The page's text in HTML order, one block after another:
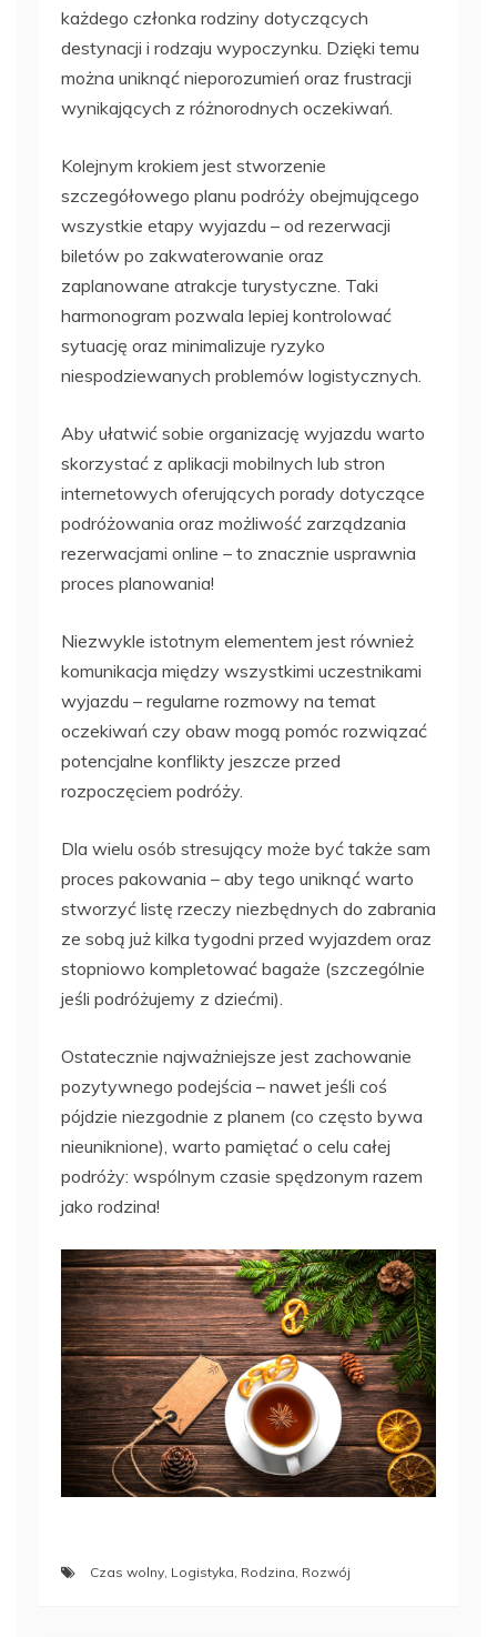
każdego członka rodziny dotyczących
destynacji i rodzaju wypoczynku. Dzięki temu
można uniknąć nieporozumień oraz frustracji
wynikających z różnorodnych oczekiwań.
Kolejnym krokiem jest stworzenie
szczegółowego planu podróży obejmującego
wszystkie etapy wyjazdu – od rezerwacji
biletów po zakwaterowanie oraz
zaplanowane atrakcje turystyczne. Taki
harmonogram pozwala lepiej kontrolować
sytuację oraz minimalizuje ryzyko
niespodziewanych problemów logistycznych.
Aby ułatwić sobie organizację wyjazdu warto
skorzystać z aplikacji mobilnych lub stron
internetowych oferujących porady dotyczące
podróżowania oraz możliwość zarządzania
rezerwacjami online – to znacznie usprawnia
proces planowania!
Niezwykle istotnym elementem jest również
komunikacja między wszystkimi uczestnikami
wyjazdu – regularne rozmowy na temat
oczekiwań czy obaw mogą pomóc rozwiązać
potencjalne konflikty jeszcze przed
rozpoczęciem podróży.
Dla wielu osób stresujący może być także sam
proces pakowania – aby tego uniknąć warto
stworzyć listę rzeczy niezbędnych do zabrania
ze sobą już kilka tygodni przed wyjazdem oraz
stopniowo kompletować bagaże (szczególnie
jeśli podróżujemy z dziećmi).
Ostatecznie najważniejsze jest zachowanie
pozytywnego podejścia – nawet jeśli coś
pójdzie niezgodnie z planem (co często bywa
nieuniknione), warto pamiętać o celu całej
podróży: wspólnym czasie spędzonym razem
jako rodzina!
Czas wolny Logistyka Rodzina Rozwój